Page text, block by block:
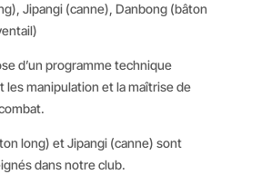
Jipangi (canne), Danbong (bâton
d’un programme technique
manipulation et la maîtrise de
long) et Jipangi (canne) sont
dans notre club.